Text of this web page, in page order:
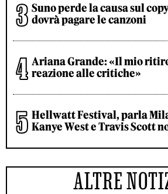
Suno perde la causa sul
dovrà pagare le canzoni
Ariana Grande: «Il mio
reazione alle critiche»
Hellwatt Festival, parla
Kanye West e Travis Scott
ALTRE